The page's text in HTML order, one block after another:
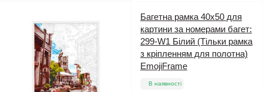
Багетна рамка 40х50 для
картини за номерами багет:
299-W1 Білий (Тільки рамка
з кріпленням для полотна)
EmojiFrame
В наявності